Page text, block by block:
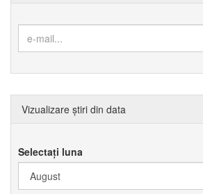
Vizualizare știri din data
Selectați luna